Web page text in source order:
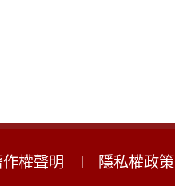
權聲明 隱私權政策